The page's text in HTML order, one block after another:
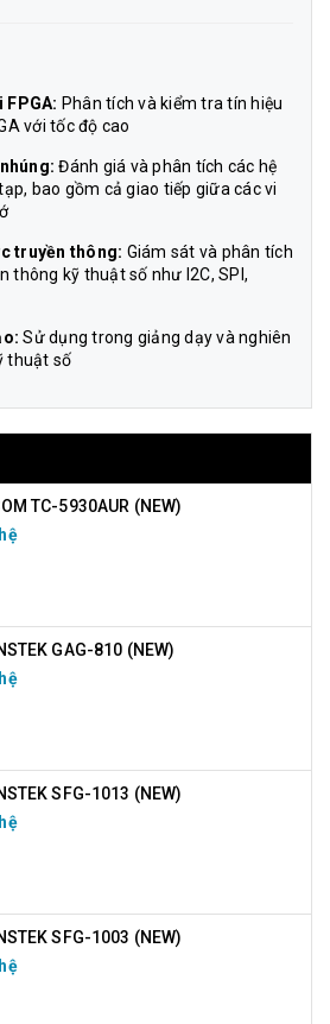
FPGA: Phân tích và kiểm tra tín hiệu
với tốc độ cao
Đánh giá và phân tích các hệ
bao gồm cả giao tiếp giữa các vi
truyền thông: Giám sát và phân tích
thông kỹ thuật số như I2C, SPI,
Sử dụng trong giảng dạy và nghiên
thuật số
TC-5930AUR (NEW)
GAG-810 (NEW)
SFG-1013 (NEW)
SFG-1003 (NEW)